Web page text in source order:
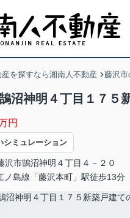
を探すなら湘南人不動産 藤沢市
沼神明４丁目１７５
円
シミュレーション
沢市鵠沼神明 ４丁目４－２０
ノ島線「藤沢本町」駅徒歩13分